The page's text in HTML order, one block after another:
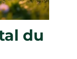
du